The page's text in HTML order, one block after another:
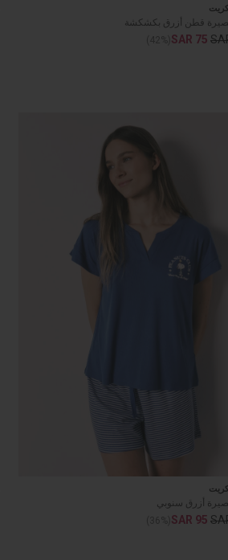
قطن أزرق بكشكشة
SAR 75
أزرق سنوبي
SAR 95